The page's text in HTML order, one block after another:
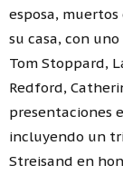
esposa,
su casa, con
Tom Stoppard,
Redford,
presentaciones
incluyendo un
Streisand en